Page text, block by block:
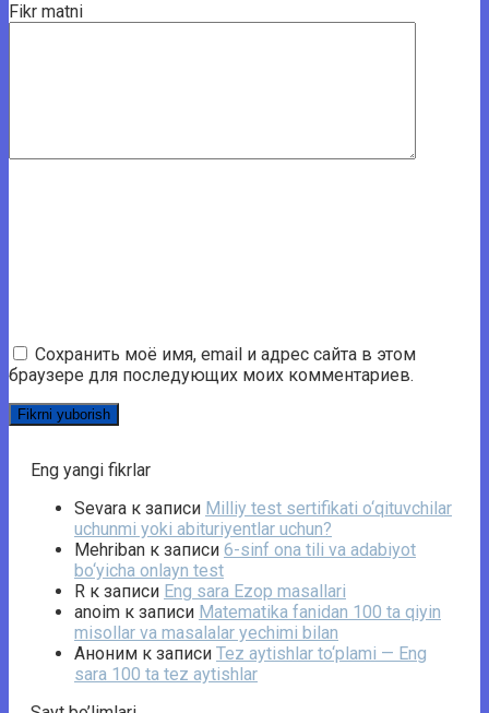
Fikr matni
Сохранить моё имя, email и адрес сайта в этом
браузере для последующих моих комментариев.
Eng yangi fikrlar
Sevara к записи Milliy test sertifikati o‘qituvchilar
uchunmi yoki abituriyentlar uchun?
Mehriban к записи 6-sinf ona tili va adabiyot
bo‘yicha onlayn test
R к записи Eng sara Ezop masallari
anoim к записи Matematika fanidan 100 ta qiyin
misollar va masalalar yechimi bilan
Аноним к записи Tez aytishlar to‘plami — Eng
sara 100 ta tez aytishlar